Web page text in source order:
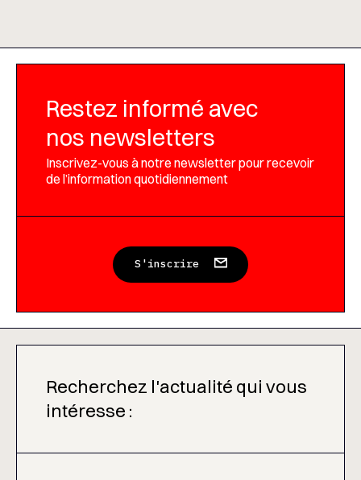
Restez informé avec
nos newsletters
Inscrivez-vous à notre newsletter pour recevoir
de l’information quotidiennement
S'inscrire
Recherchez l'actualité qui vous
intéresse :